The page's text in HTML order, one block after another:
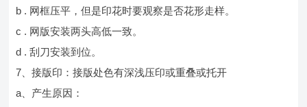
b . 网框压平，但是印花时要观察是否花形走样。
c . 网版安装两头高低一致。
d . 刮刀安装到位。
7、接版印：接版处色有深浅压印或重叠或托开
a、产生原因：